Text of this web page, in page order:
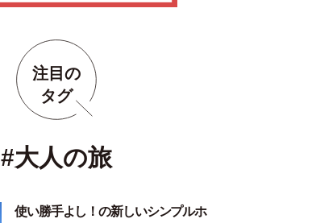
注目の
タグ
#大人の旅
使い勝手よし！の新しいシンプルホ